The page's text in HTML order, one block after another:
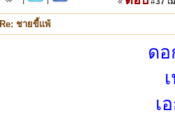
Re: ชายขี้แพ้
ด
เ